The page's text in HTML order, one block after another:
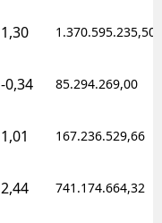
1,30 1.370.595.235,50
-0,34 85.294.269,00
1,01 167.236.529,66
2,44 741.174.664,32